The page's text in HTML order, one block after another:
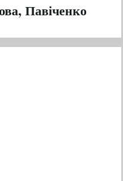
Павіченко